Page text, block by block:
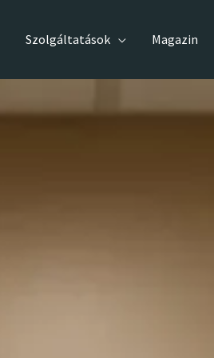
Szolgáltatások Magazin